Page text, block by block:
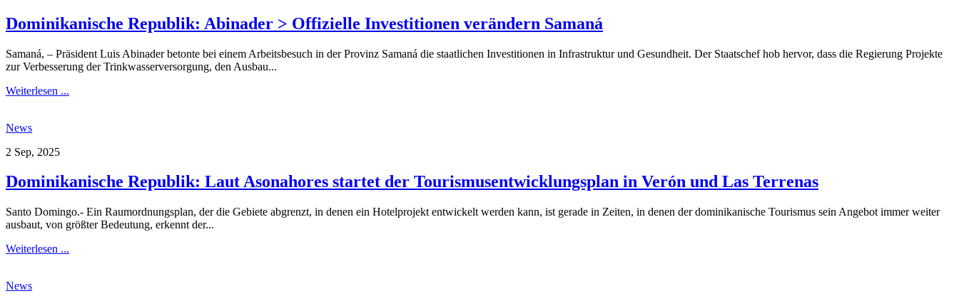
Dominikanische Republik: Abinader > Offizielle Investitionen verändern Samaná
Samaná, – Präsident Luis Abinader betonte bei einem Arbeitsbesuch in der Provinz Samaná die staatlichen Investitionen in Infrastruktur und Gesundheit. Der Staatschef hob hervor, dass die Regierung Projekte
zur Verbesserung der Trinkwasserversorgung, den Ausbau...
Weiterlesen ...
News
2 Sep, 2025
Dominikanische Republik: Laut Asonahores startet der Tourismusentwicklungsplan in Verón und Las Terrenas
Santo Domingo.- Ein Raumordnungsplan, der die Gebiete abgrenzt, in denen ein Hotelprojekt entwickelt werden kann, ist gerade in Zeiten, in denen der dominikanische Tourismus sein Angebot immer weiter
ausbaut, von größter Bedeutung, erkennt der...
Weiterlesen ...
News